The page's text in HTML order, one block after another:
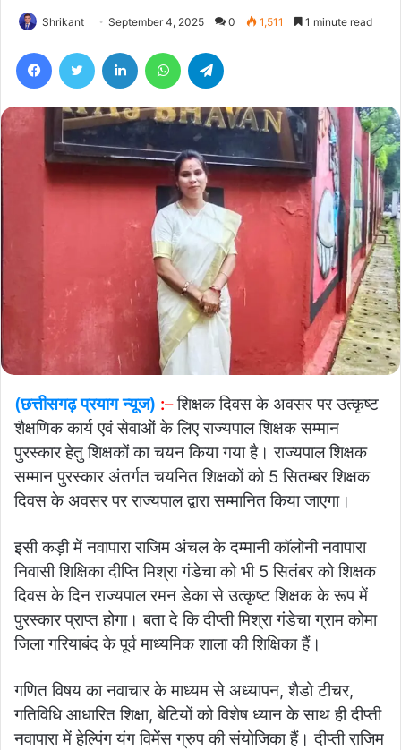
Shrikant September 4, 2025 0 1,511 1 minute read
(छत्तीसगढ़ प्रयाग न्यूज) :–शिक्षक दिवस के अवसर पर उत्कृष्ट
शैक्षणिक कार्य एवं सेवाओं के लिए राज्यपाल शिक्षक सम्मान
पुरस्कार हेतु शिक्षकों का चयन किया गया है। राज्यपाल शिक्षक
सम्मान पुरस्कार अंतर्गत चयनित शिक्षकों को 5 सितम्बर शिक्षक
दिवस के अवसर पर राज्यपाल द्वारा सम्मानित किया जाएगा।
इसी कड़ी में नवापारा राजिम अंचल के दम्मानी कॉलोनी नवापारा
निवासी शिक्षिका दीप्ति मिश्रा गंडेचा को भी 5 सितंबर को शिक्षक
दिवस के दिन राज्यपाल रमन डेका से उत्कृष्ट शिक्षक के रूप में
पुरस्कार प्राप्त होगा। बता दे कि दीप्ती मिश्रा गंडेचा ग्राम कोमा
जिला गरियाबंद के पूर्व माध्यमिक शाला की शिक्षिका हैं।
गणित विषय का नवाचार के माध्यम से अध्यापन, शैडो टीचर,
गतिविधि आधारित शिक्षा, बेटियों को विशेष ध्यान के साथ ही दीप्ती
नवापारा में हेल्पिंग यंग विमेंस ग्रुप की संयोजिका हैं। दीप्ती राजिम